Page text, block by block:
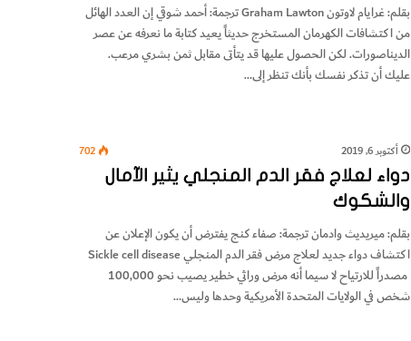
بقلم: غرايام لاوتون Graham Lawton ترجمة: أحمد شوقي إن العدد الهائل
من اكتشافات الكهرمان المستخرج حديثاً يعيد كتابة ما نعرفه عن عصر
الديناصورات. لكن الحصول عليها قد يتأتى مقابل ثمن بشري مرعب.
عليك أن تذكر نفسك بأنك تنظر إلى…
أكتوبر 6, 2019 702
دواء لعلاج فقر الدم المنجلي يثير الآمال
والشكوك
بقلم: ميريديث وادمان ترجمة: صفاء كنج يفترض أن يكون الإعلان عن
اكتشاف دواء جديد لعلاج مرض فقر الدم المنجلي Sickle cell disease
مصدراً للارتياح لا سيما أنه مرض وراثي خطير يصيب نحو 100,000
شخص في الولايات المتحدة الأمريكية وحدها وليس…